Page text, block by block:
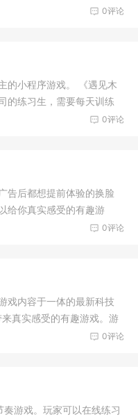
0评论
的小程序游戏。 《遇见木
的练习生，需要每天训练
0评论
告后都想提前体验的换脸
给你真实感受的有趣游
0评论
戏内容于一体的最新科技
真实感受的有趣游戏。游
0评论
游戏。玩家可以在线练习